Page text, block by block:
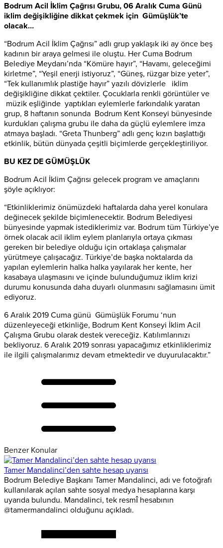
Bodrum Acil İklim Çağrısı Grubu, 06 Aralık Cuma Günü
iklim değişikliğine dikkat çekmek için Gümüşlük’te
olacak…
“Bodrum Acil İklim Çağrısı” adlı grup yaklaşık iki ay önce beş
kadının bir araya gelmesi ile oluştu. Her Cuma Bodrum
Belediye Meydanı’nda “Kömüre hayır”, “Havamı, geleceğimi
kirletme”, “Yeşil enerji istiyoruz”, “Güneş, rüzgar bize yeter”,
“Tek kullanımlık plastiğe hayır” yazılı dövizlerle iklim
değişikliğine dikkat çektiler. Çocuklarla renkli görüntüler ve
müzik eşliğinde yaptıkları eylemlerle farkındalık yaratan
grup, 8 haftanın sonunda Bodrum Kent Konseyi bünyesinde
kurdukları çalışma grubu ile daha da güçlü eylemlere imza
atmaya başladı. “Greta Thunberg” adlı genç kızın başlattığı
etkinlik, bütün dünyada çeşitli biçimlerde gerçekleştiriliyor.
BU KEZ DE GÜMÜŞLÜK
Bodrum Acil İklim Çağrısı gelecek program ve amaçlarını
şöyle açıklıyor:
“Etkinliklerimiz önümüzdeki haftalarda daha yerel konulara
değinecek şekilde biçimlenecektir. Bodrum Belediyesi
bünyesinde yapmak istediklerimiz var. Bodrum tüm Türkiye’ye
örnek olacak acil iklim eylem planlarıyla ortaya çıkması
gereken bir belediye olduğu için ortaklaşa çalışmalar
yürütmeye çalışacağız. Türkiye’de başka noktalarda da
yapılan eylemlerin halka halka yayılarak her kente, her
kasabaya ulaşmasını ve içinde bulunduğumuz iklim krizi
durumu konusunda daha duyarlı olunmasını sağlamasını ümit
ediyoruz.
6 Aralık 2019 Cuma günü Gümüşlük Forumu ‘nun
düzenleyeceği etkinliğe, Bodrum Kent Konseyi İklim Acil
Çalışma Grubu olarak destek vereceğiz. Katılımlarınızı
bekliyoruz. 6 Aralık 2019 sonrası yapacağımız etkinliklerimiz
ile ilgili çalışmalarımız devam etmektedir ve duyurulacaktır.”
Benzer Konular
Tamer Mandalinci’den sahte hesap uyarısı
Bodrum Belediye Başkanı Tamer Mandalinci, adı ve fotoğrafı
kullanılarak açılan sahte sosyal medya hesaplarına karşı
uyarıda bulundu. Mandalinci, tek resmî hesabının
@tamermandalinci olduğunu açıkladı.